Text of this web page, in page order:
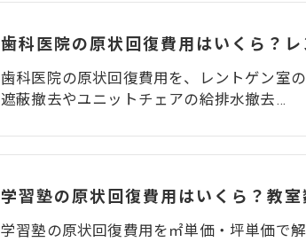
歯科医院の原状回復費用を、レントゲン室
遮蔽撤去やユニットチェアの給排水撤去…
学習塾の原状回復費用を㎡単価・坪単価で解